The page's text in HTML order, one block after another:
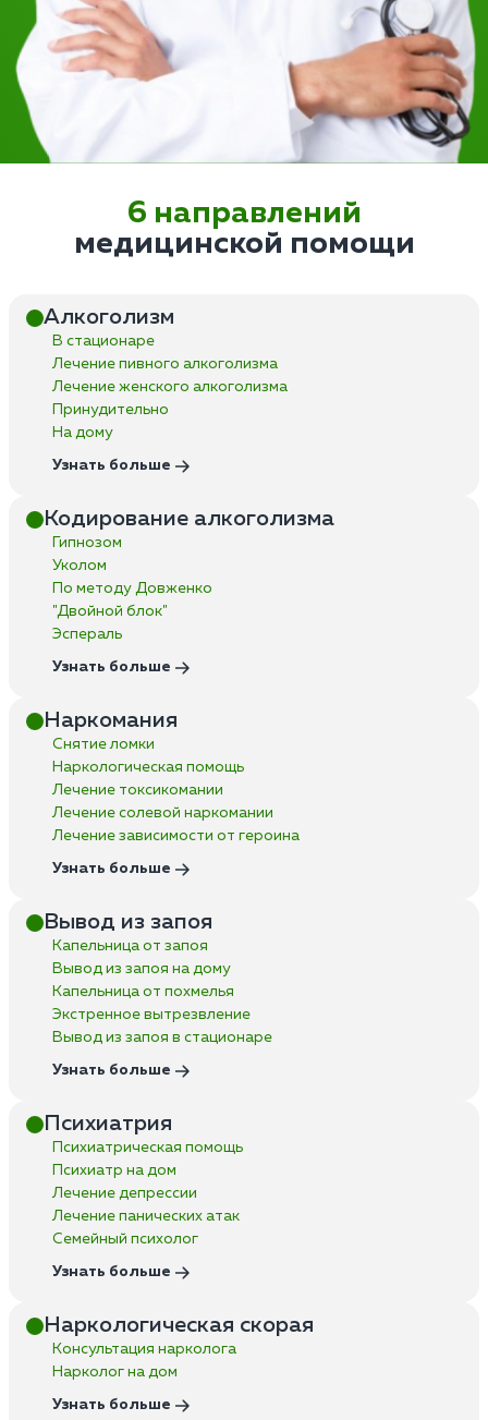
6 направлений
медицинской помощи
Алкоголизм
В стационаре
Лечение пивного алкоголизма
Лечение женского алкоголизма
Принудительно
На дому
Узнать больше
Кодирование алкоголизма
Гипнозом
Уколом
По методу Довженко
"Двойной блок"
Эспераль
Узнать больше
Наркомания
Снятие ломки
Наркологическая помощь
Лечение токсикомании
Лечение солевой наркомании
Лечение зависимости от героина
Узнать больше
Вывод из запоя
Капельница от запоя
Вывод из запоя на дому
Капельница от похмелья
Экстренное вытрезвление
Вывод из запоя в стационаре
Узнать больше
Психиатрия
Психиатрическая помощь
Психиатр на дом
Лечение депрессии
Лечение панических атак
Семейный психолог
Узнать больше
Наркологическая скорая
Консультация нарколога
Нарколог на дом
Узнать больше